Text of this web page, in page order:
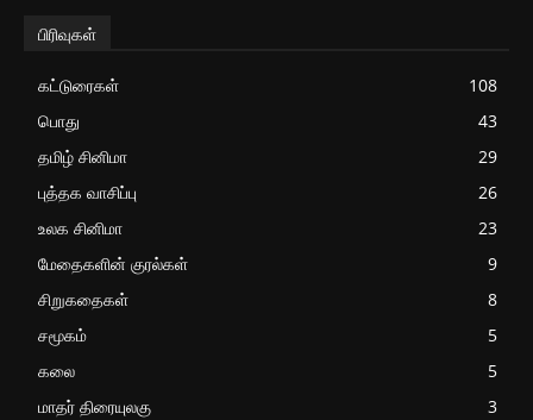
பிரிவுகள்
கட்டுரைகள்
108
பொது
43
தமிழ் சினிமா
29
புத்தக வாசிப்பு
26
உலக சினிமா
23
மேதைகளின் குரல்கள்
9
சிறுகதைகள்
8
சமூகம்
5
கலை
5
மாதர் திரையுலகு
3